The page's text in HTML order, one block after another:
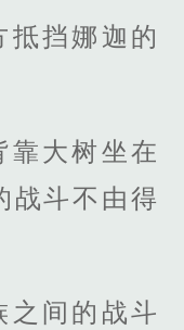
抵挡娜迦的
靠大树坐在
战斗不由得
之间的战斗